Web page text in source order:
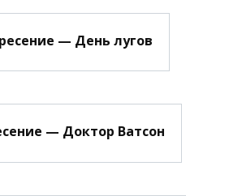
— День лугов
— Доктор Ватсон